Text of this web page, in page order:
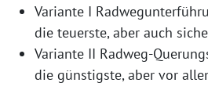
Variante I
die teuerste, aber auch
Variante II Radweg-
die günstigste, aber vor